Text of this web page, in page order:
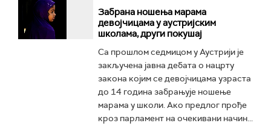
Забрана ношења марама
девојчицама у аустријским
школама, други покушај
Са прошлом седмицом у Аустрији је
закључена јавна дебата о нацрту
закона којим се девојчицама узраста
до 14 година забрањује ношење
марама у школи. Ако предлог прође
кроз парламент на очекивани начин...